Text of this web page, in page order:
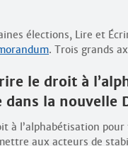
élections, Lire et
. Trois grands
le droit à
dans la nouvelle
à l’alphabétisation
aux acteurs de